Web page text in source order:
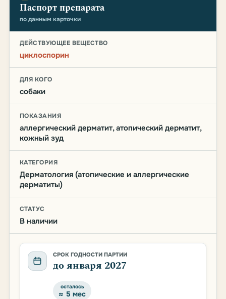
Паспорт препарата
по данным карточки
ДЕЙСТВУЮЩЕЕ ВЕЩЕСТВО
циклоспорин
ДЛЯ КОГО
собаки
ПОКАЗАНИЯ
аллергический дерматит, атопический дерматит,
кожный зуд
КАТЕГОРИЯ
Дерматология (атопические и аллергические
дерматиты)
СТАТУС
В наличии
СРОК ГОДНОСТИ ПАРТИИ
до января 2027
осталось
≈ 5 мес